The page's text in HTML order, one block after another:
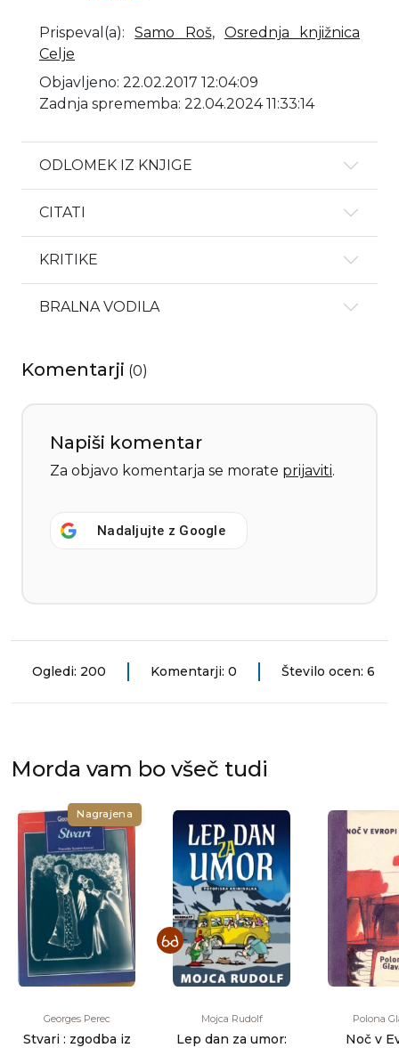
Prispeval(a):Samo Roš, Osrednja knjižnica
Celje
Objavljeno: 22.02.2017 12:04:09
Zadnja sprememba: 22.04.2024 11:33:14
ODLOMEK IZ KNJIGE
CITATI
KRITIKE
BRALNA VODILA
Komentarji (0)
Napiši komentar
Za objavo komentarja se morate prijaviti.
Nadaljujte z Google
Ogledi: 200 Komentarji: 0 Število ocen: 6
Morda vam bo všeč tudi
Nagrajena
Georges Perec
Stvari : zgodba iz
Mojca Rudolf
Lep dan za umor:
Polona
Noč v